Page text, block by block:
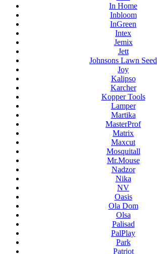
In Home
Inbloom
InGreen
Intex
Jemix
Jett
Johnsons Lawn Seed
Joy
Kalipso
Karcher
Kopper Tools
Lamper
Martika
MasterProf
Matrix
Maxcut
Mosquitall
Mr.Mouse
Nadzor
Nika
NV
Oasis
Ola Dom
Olsa
Palisad
PalPlay
Park
Patriot